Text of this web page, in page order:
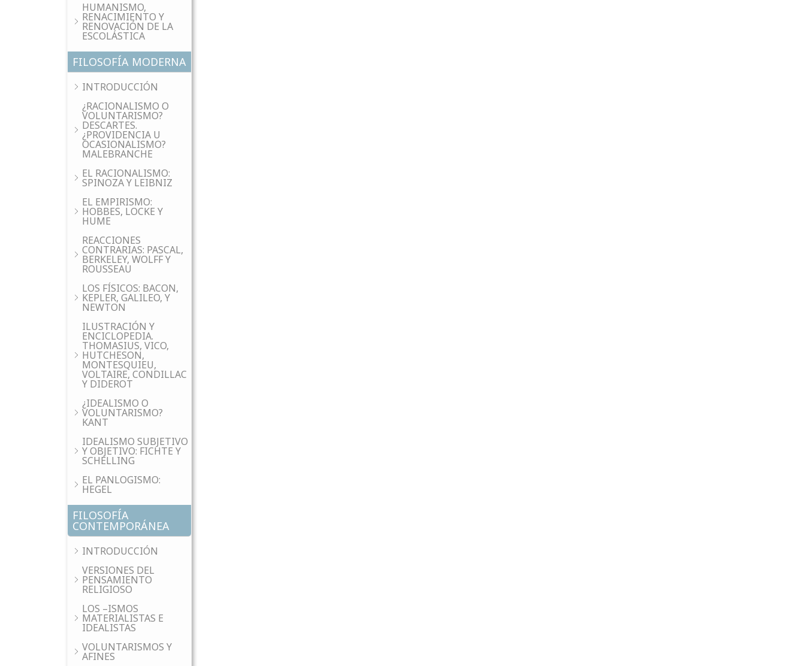
HUMANISMO,
RENACIMIENTO Y
RENOVACIÓN DE LA
ESCOLÁSTICA
FILOSOFÍA MODERNA
INTRODUCCIÓN
¿RACIONALISMO O
VOLUNTARISMO?
DESCARTES.
¿PROVIDENCIA U
OCASIONALISMO?
MALEBRANCHE
EL RACIONALISMO:
SPINOZA Y LEIBNIZ
EL EMPIRISMO:
HOBBES, LOCKE Y
HUME
REACCIONES
CONTRARIAS: PASCAL,
BERKELEY, WOLFF Y
ROUSSEAU
LOS FÍSICOS: BACON,
KEPLER, GALILEO, Y
NEWTON
ILUSTRACIÓN Y
ENCICLOPEDIA.
THOMASIUS, VICO,
HUTCHESON,
MONTESQUIEU,
VOLTAIRE, CONDILLAC
Y DIDEROT
¿IDEALISMO O
VOLUNTARISMO?
KANT
IDEALISMO SUBJETIVO
Y OBJETIVO: FICHTE Y
SCHELLING
EL PANLOGISMO:
HEGEL
FILOSOFÍA
CONTEMPORÁNEA
INTRODUCCIÓN
VERSIONES DEL
PENSAMIENTO
RELIGIOSO
LOS –ISMOS
MATERIALISTAS E
IDEALISTAS
VOLUNTARISMOS Y
AFINES